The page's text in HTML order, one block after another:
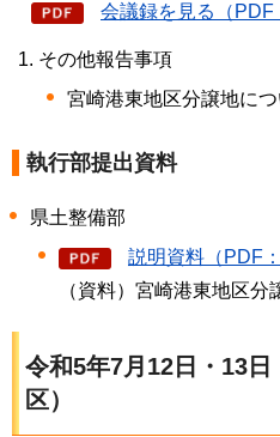
会議録を見る（PDF
その他報告事項
宮崎港東地区分譲地につ
執行部提出資料
県土整備部
説明資料（PDF
（資料）宮崎港東地区分
令和5年7月12日・13日
区）